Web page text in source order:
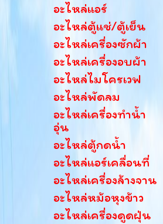
อะไหล่แอร์
อะไหล่ตู้แช่/ตู้เย็น
อะไหล่เครื่องซักผ้า
อะไหล่เครื่องอบผ้า
อะไหล่ไมโครเวฟ
อะไหล่พัดลม
อะไหล่เครื่องทำน้ำ
อุ่น
อะไหล่ตู้กดน้ำ
อะไหล่แอร์เคลื่อนที่
อะไหล่เครื่องล้างจาน
อะไหล่หม้อหุงข้าว
อะไหล่เครื่องดูดฝุ่น